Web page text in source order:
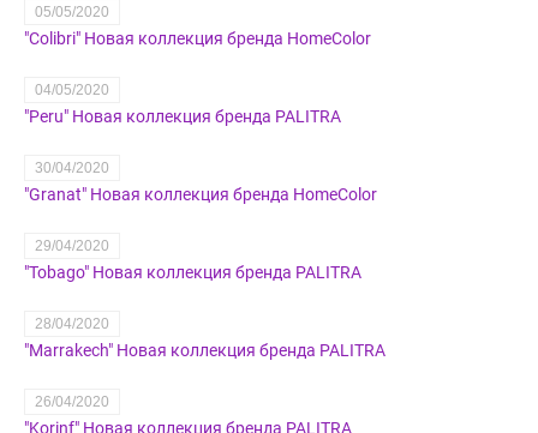
05/05/2020
"Colibri" Новая коллекция бренда HomeColor
04/05/2020
"Peru" Новая коллекция бренда PALITRA
30/04/2020
"Granat" Новая коллекция бренда HomeColor
29/04/2020
"Tobago" Новая коллекция бренда PALITRA
28/04/2020
"Marrakech" Новая коллекция бренда PALITRA
26/04/2020
"Korinf" Новая коллекция бренда PALITRA